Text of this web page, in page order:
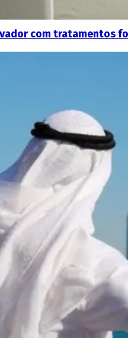
com tratamentos